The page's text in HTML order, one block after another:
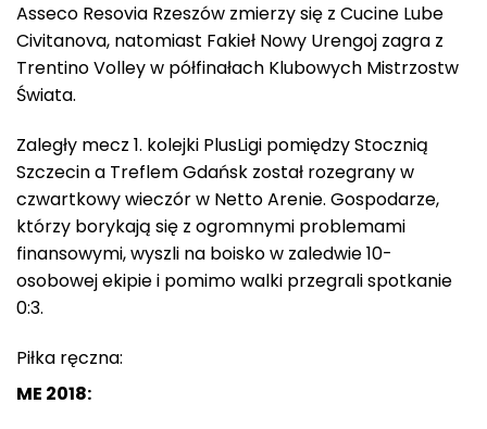
Asseco Resovia Rzeszów zmierzy się z Cucine Lube
Civitanova, natomiast Fakieł Nowy Urengoj zagra z
Trentino Volley w półfinałach Klubowych Mistrzostw
Świata.
Zaległy mecz 1. kolejki PlusLigi pomiędzy Stocznią
Szczecin a Treflem Gdańsk został rozegrany w
czwartkowy wieczór w Netto Arenie. Gospodarze,
którzy borykają się z ogromnymi problemami
finansowymi, wyszli na boisko w zaledwie 10-
osobowej ekipie i pomimo walki przegrali spotkanie
0:3.
Piłka ręczna:
ME 2018: